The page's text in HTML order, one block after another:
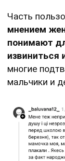
Часть
мнением
понимают
извиниться
многие
мальчики и